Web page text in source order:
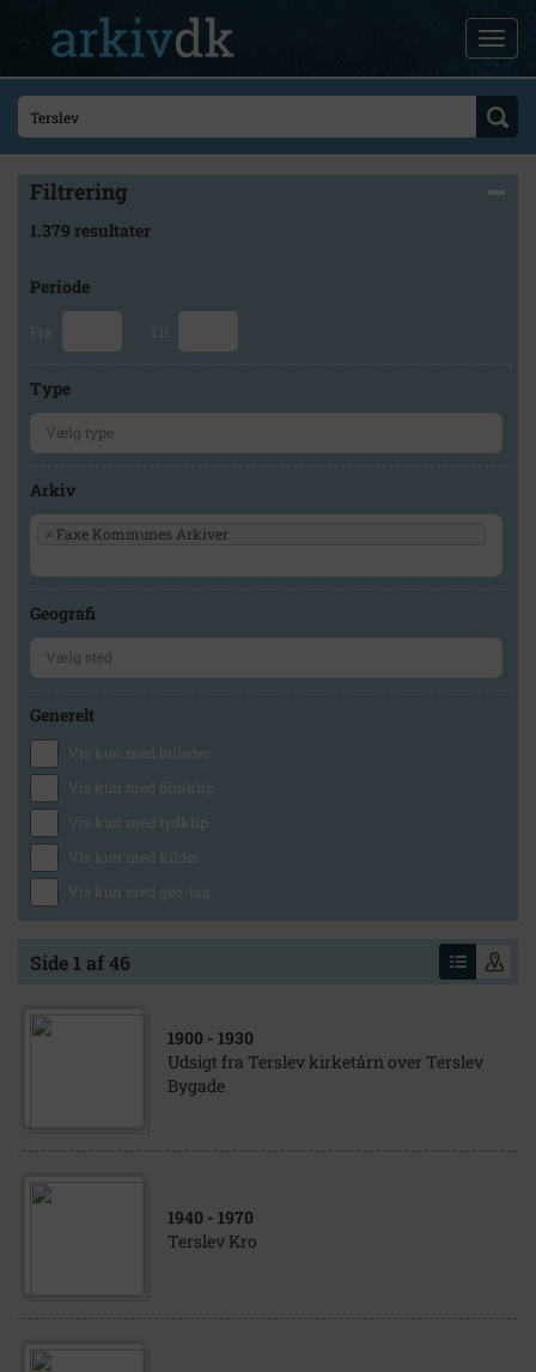
Filtrering
1.379 resultater
Periode
Fra Til
Type
Arkiv
× Faxe Kommunes Arkiver
Geografi
Generelt
Vis kun med billeder
Vis kun med filmklip
Vis kun med lydklip
Vis kun med kilder
Vis kun med geo-tag
Side 1 af 46
1900 - 1930
Udsigt fra Terslev kirketårn over Terslev
Bygade
1940 - 1970
Terslev Kro